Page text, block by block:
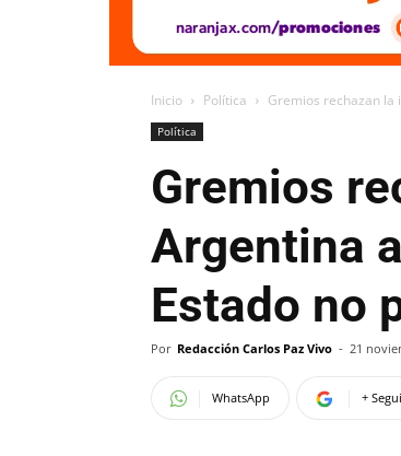
Inicio Política Gremios rechazan la
Política
Gremios
Argentina
Estado no
Por Redacción Carlos Paz Vivo - 21
WhatsApp +